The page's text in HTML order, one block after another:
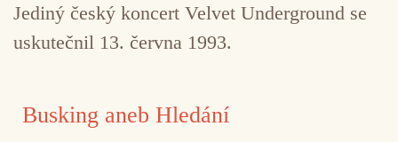
Jediný český koncert Velvet Underground se
uskutečnil 13. června 1993.
Busking aneb Hledání